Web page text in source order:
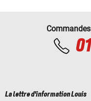
La lettre d'information Louis